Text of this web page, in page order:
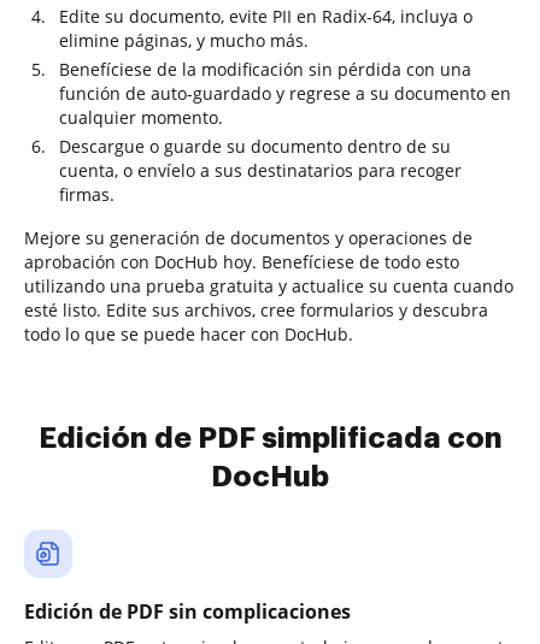
Edite su documento, evite PII en Radix-64, incluya o
elimine páginas, y mucho más.
Benefíciese de la modificación sin pérdida con una
función de auto-guardado y regrese a su documento en
cualquier momento.
Descargue o guarde su documento dentro de su
cuenta, o envíelo a sus destinatarios para recoger
firmas.
Mejore su generación de documentos y operaciones de
aprobación con DocHub hoy. Benefíciese de todo esto
utilizando una prueba gratuita y actualice su cuenta cuando
esté listo. Edite sus archivos, cree formularios y descubra
todo lo que se puede hacer con DocHub.
Edición de PDF simplificada con
DocHub
Edición de PDF sin complicaciones